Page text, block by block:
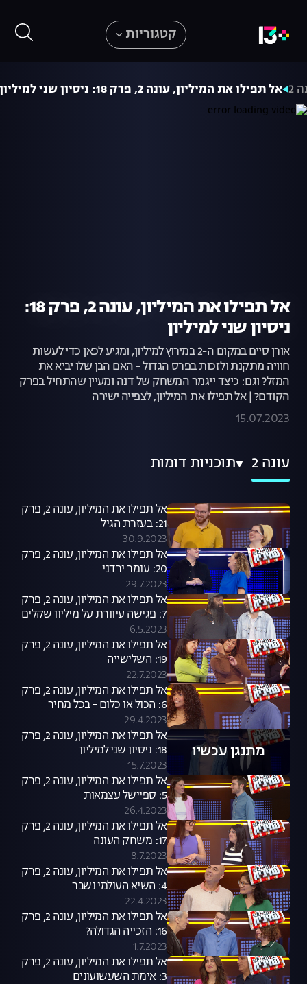
קטגוריות
2 אל תפילו את המיליון, עונה 2, פרק 18: ניסיון שני למיליון
אל תפילו את המיליון, עונה 2, פרק 18:
ניסיון שני למיליון
אורן סיים במקום ה-2 במירוץ למיליון, ומגיע לכאן כדי לעשות
חוויה מתקנת ולזכות בפרס הגדול - האם הבן שלו יביא את
המזל? וגם: כיצד ייגמר המשחק של דנה ומעיין שהתחיל בפרק
הקודם? | אל תפילו את המיליון, לצפייה ישירה
15.07.2023
עונה 2 תוכניות דומות
אל תפילו את המיליון, עונה 2, פרק
21: בעזרת הגיל
30.9.2023
אל תפילו את המיליון, עונה 2, פרק
20: עומר ירדני
29.7.2023
אל תפילו את המיליון, עונה 2, פרק
7: פגישה עיוורת על מיליון שקלים
6.5.2023
אל תפילו את המיליון, עונה 2, פרק
19: השלישייה
22.7.2023
אל תפילו את המיליון, עונה 2, פרק
6: הכול או כלום - בכל מחיר
29.4.2023
מתנגן עכשיו
אל תפילו את המיליון, עונה 2, פרק
18: ניסיון שני למיליון
15.7.2023
אל תפילו את המיליון, עונה 2, פרק
5: ספיישל עצמאות
26.4.2023
אל תפילו את המיליון, עונה 2, פרק
17: משחק העונה
8.7.2023
אל תפילו את המיליון, עונה 2, פרק
4: השיא העולמי נשבר
22.4.2023
אל תפילו את המיליון, עונה 2, פרק
16: הזכייה הגדולה?
1.7.2023
אל תפילו את המיליון, עונה 2, פרק
3: אימת השעשועונים